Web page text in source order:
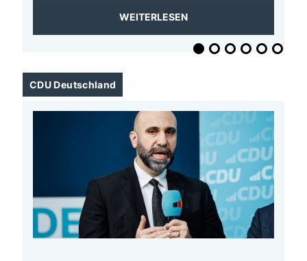
WEITERLESEN
CDU Deutschland